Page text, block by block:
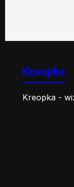
Kreopka
Kreopka -